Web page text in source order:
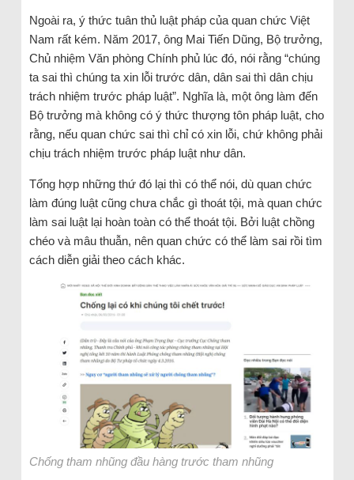
Ngoài ra, ý thức tuân thủ luật pháp của quan chức Việt
Nam rất kém. Năm 2017, ông Mai Tiến Dũng, Bộ trưởng,
Chủ nhiệm Văn phòng Chính phủ lúc đó, nói rằng “chúng
ta sai thì chúng ta xin lỗi trước dân, dân sai thì dân chịu
trách nhiệm trước pháp luật”. Nghĩa là, một ông làm đến
Bộ trưởng mà không có ý thức thượng tôn pháp luật, cho
rằng, nếu quan chức sai thì chỉ có xin lỗi, chứ không phải
chịu trách nhiệm trước pháp luật như dân.
Tổng hợp những thứ đó lại thì có thể nói, dù quan chức
làm đúng luật cũng chưa chắc gì thoát tội, mà quan chức
làm sai luật lại hoàn toàn có thể thoát tội. Bởi luật chồng
chéo và mâu thuẫn, nên quan chức có thể làm sai rồi tìm
cách diễn giải theo cách khác.
Chống tham nhũng đầu hàng trước tham nhũng